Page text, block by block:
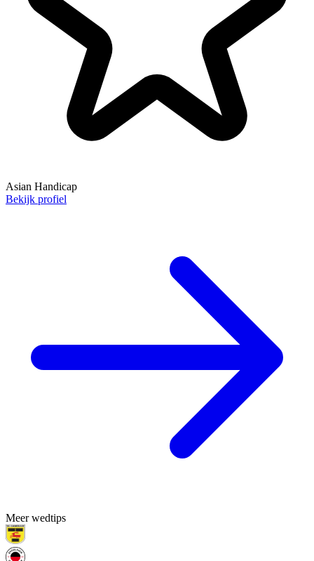
Asian Handicap
Bekijk profiel
Meer wedtips